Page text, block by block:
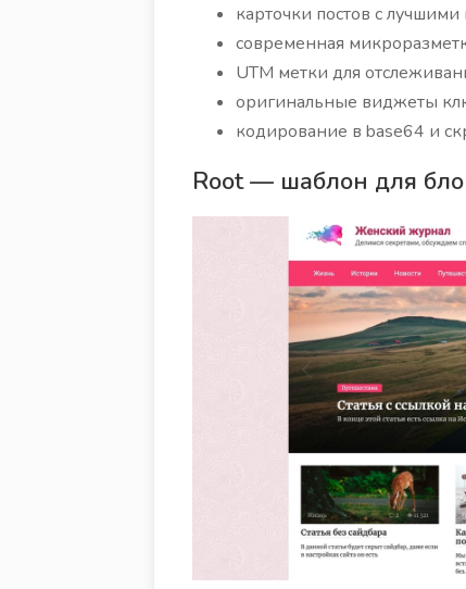
карточки постов с
современная
UTM метки для
оригинальные виджеты
кодирование в base64 и
Root — шаблон для